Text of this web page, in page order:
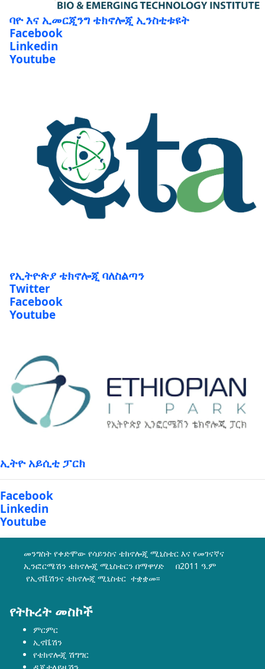
ባዮ እና ኢመርጂንግ ቴክኖሎጂ ኢንስቲቱዩት
Facebook
Linkedin
Youtube
የኢትዮጵያ ቴክኖሎጂ ባለስልጣን
Twitter
Facebook
Youtube
ኢትዮ አይሲቲ ፓርክ
Facebook
Linkedin
Youtube
መንግስት የቀድሞው የሳይንስና ቴክኖሎጂ ሚኒስቴር እና የመገናኛና
ኢንፎርሜሽን ቴክኖሎጂ ሚኒስቴርን በማዋሃድ በ2011 ዓ.ም
የኢኖቬሽንና ቴክኖሎጂ ሚኒስቴር ተቋቋመ፡፡
የትኩረት መስኮች
ምርምር
ኢኖቬሽን
የቴክኖሎጂ ሽግግር